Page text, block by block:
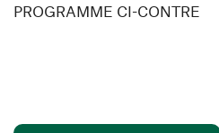
PROGRAMME CI-CONTRE